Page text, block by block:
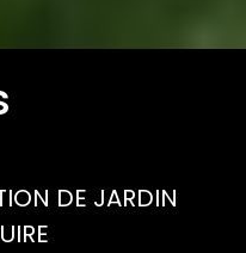
DE JARDIN